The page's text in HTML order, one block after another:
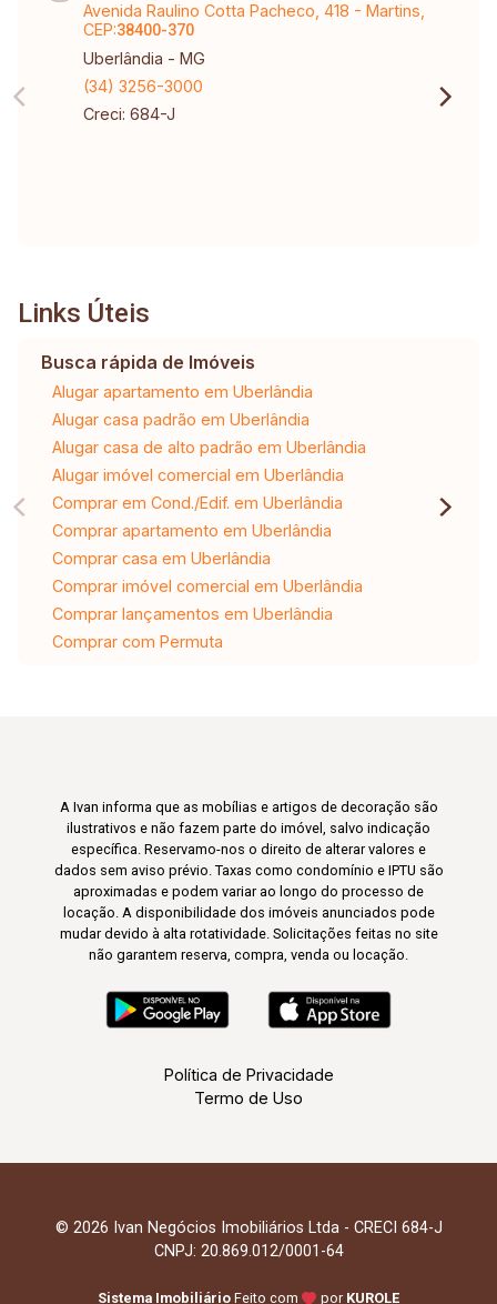
Avenida Raulino Cotta Pacheco, 418 - Martins,
CEP:38400-370
Uberlândia - MG
(34) 3256-3000
Creci: 684-J
Links Úteis
Busca rápida de Imóveis
Alugar apartamento em Uberlândia
Alugar casa padrão em Uberlândia
Alugar casa de alto padrão em Uberlândia
Alugar imóvel comercial em Uberlândia
Comprar em Cond./Edif. em Uberlândia
Comprar apartamento em Uberlândia
Comprar casa em Uberlândia
Comprar imóvel comercial em Uberlândia
Comprar lançamentos em Uberlândia
Comprar com Permuta
A Ivan informa que as mobílias e artigos de decoração são
ilustrativos e não fazem parte do imóvel, salvo indicação
específica. Reservamo-nos o direito de alterar valores e
dados sem aviso prévio. Taxas como condomínio e IPTU são
aproximadas e podem variar ao longo do processo de
locação. A disponibilidade dos imóveis anunciados pode
mudar devido à alta rotatividade. Solicitações feitas no site
não garantem reserva, compra, venda ou locação.
Política de Privacidade
Termo de Uso
© 2026 Ivan Negócios Imobiliários Ltda - CRECI 684-J
CNPJ: 20.869.012/0001-64
Sistema Imobiliário Feito com por KUROLE